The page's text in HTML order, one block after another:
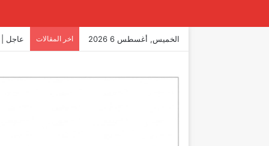
الخميس, أغسطس 6 2026 اخر المقالات